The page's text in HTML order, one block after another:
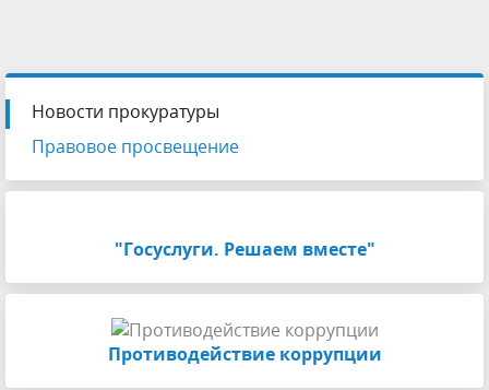
Новости прокуратуры
Правовое просвещение
"Госуслуги. Решаем вместе"
Противодействие коррупции